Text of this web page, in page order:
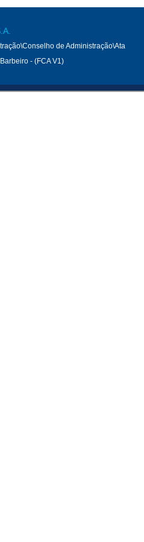
de Administração\Ata
- (FCA V1)